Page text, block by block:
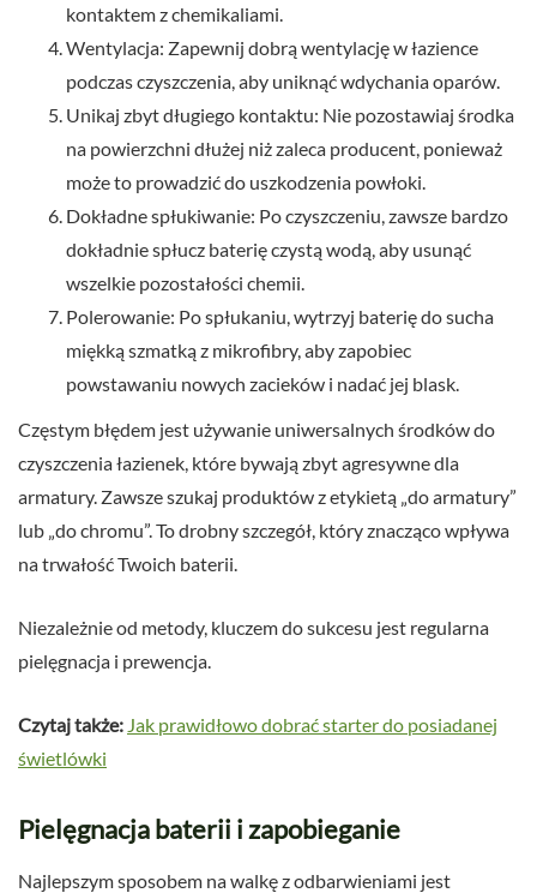
kontaktem z chemikaliami.
Wentylacja: Zapewnij dobrą wentylację w łazience
podczas czyszczenia, aby uniknąć wdychania oparów.
Unikaj zbyt długiego kontaktu: Nie pozostawiaj środka
na powierzchni dłużej niż zaleca producent, ponieważ
może to prowadzić do uszkodzenia powłoki.
Dokładne spłukiwanie: Po czyszczeniu, zawsze bardzo
dokładnie spłucz baterię czystą wodą, aby usunąć
wszelkie pozostałości chemii.
Polerowanie: Po spłukaniu, wytrzyj baterię do sucha
miękką szmatką z mikrofibry, aby zapobiec
powstawaniu nowych zacieków i nadać jej blask.
Częstym błędem jest używanie uniwersalnych środków do
czyszczenia łazienek, które bywają zbyt agresywne dla
armatury. Zawsze szukaj produktów z etykietą „do armatury”
lub „do chromu”. To drobny szczegół, który znacząco wpływa
na trwałość Twoich baterii.
Niezależnie od metody, kluczem do sukcesu jest regularna
pielęgnacja i prewencja.
Czytaj także: Jak prawidłowo dobrać starter do posiadanej
świetlówki
Pielęgnacja baterii i zapobieganie
Najlepszym sposobem na walkę z odbarwieniami jest